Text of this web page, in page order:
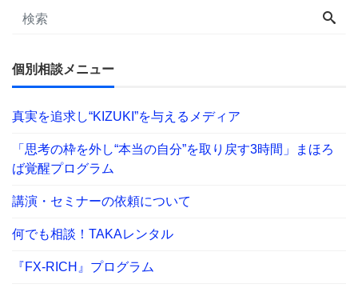
個別相談メニュー
真実を追求し“KIZUKI”を与えるメディア
「思考の枠を外し“本当の自分”を取り戻す3時間」まほろ
ば覚醒プログラム
講演・セミナーの依頼について
何でも相談！TAKAレンタル
『FX-RICH』プログラム